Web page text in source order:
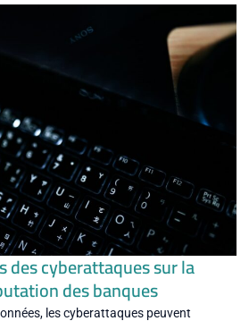
des cyberattaques sur la
des banques
les cyberattaques peuvent